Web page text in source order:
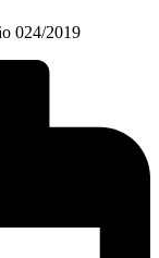
024/2019